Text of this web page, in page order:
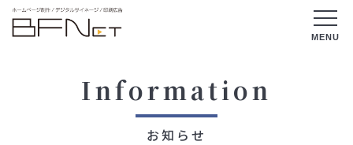
Information
お知らせ